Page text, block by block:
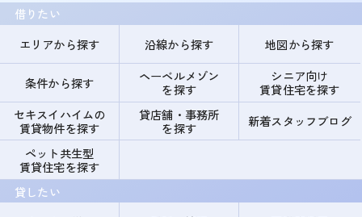
借りたい
エリアから探す
沿線から探す 地図から探す
条件から探す
ヘーベルメゾン
を探す
シニア向け
賃貸住宅を探す
セキスイハイムの
賃貸物件を探す
貸店舗・事務所
を探す
新着スタッフブログ
ペット共生型
賃貸住宅を探す
貸したい